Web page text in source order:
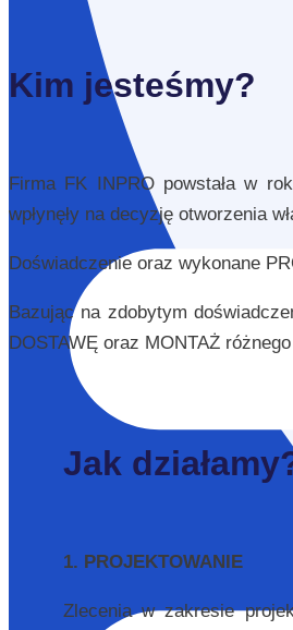
Kim jesteśmy?
Firma FK INPRO powstała w
wpłynęły na decyzję otworzenia
Doświadczenie oraz wykonane
Bazując na zdobytym
DOSTAWĘ oraz MONTAŻ
Jak
1. PROJEKTOWANIE
Zlecenia w zakresie